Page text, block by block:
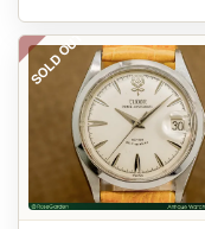
SOLD OUT